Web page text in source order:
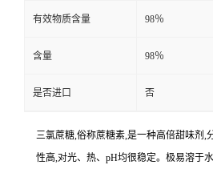
有效物质含量 98％
含量 98％
是否进口 否
三氯蔗糖,俗称蔗糖素,是一种高倍甜味剂,
性高,对光、热、pH均很稳定。极易溶于